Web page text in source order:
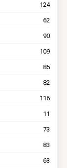
124
62
90
109
85
82
116
11
73
83
63